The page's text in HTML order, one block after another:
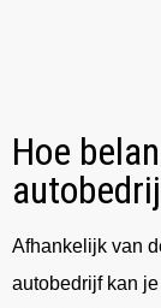
Hoe
Afhankelijk van
autobedrijf kan